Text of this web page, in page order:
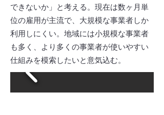
できないか」と考える。現在は数ヶ月単
位の雇用が主流で、大規模な事業者しか
利用しにくい。地域には小規模な事業者
も多く、より多くの事業者が使いやすい
仕組みを模索したいと意気込む。